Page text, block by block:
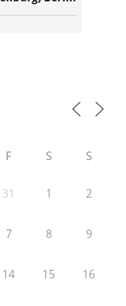
F S S
31 1 2
7 8 9
14 15 16